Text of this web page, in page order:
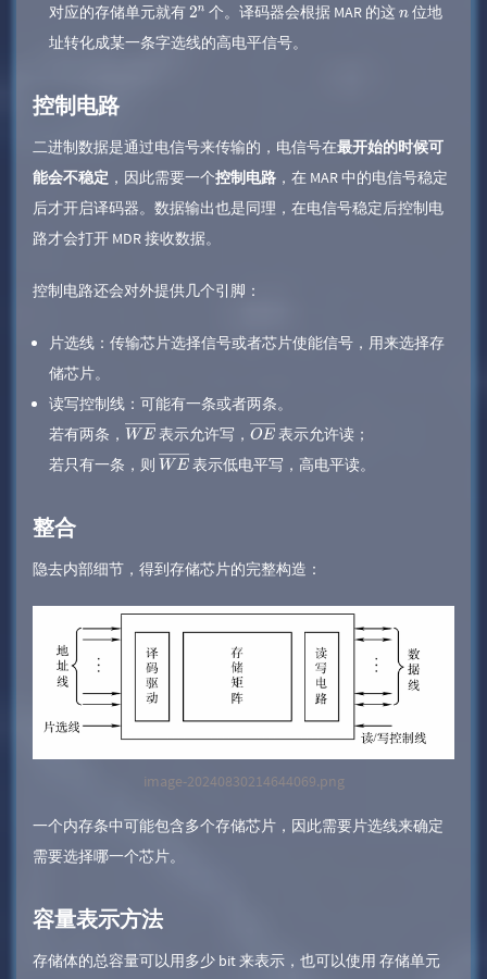
对应的存储单元就有2 n 个。译码器会根据 MAR 的这n ​ 位地
址转化成某一条字选线的高电平信号。
控制电路
二进制数据是通过电信号来传输的，电信号在最开始的时候可
能会不稳定 ，因此需要一个控制电路 ，在 MAR 中的电信号稳定
后才开启译码器。数据输出也是同理，在电信号稳定后控制电
路才会打开 MDR 接收数据。
控制电路还会对外提供几个引脚：
片选线：传输芯片选择信号或者芯片使能信号，用来选择存
储芯片。
读写控制线：可能有一条或者两条。
若有两条， WE¯表示允许写， OE
¯
表示允许读；
若只有一条，则 WE¯​ 表示低电平写，高电平读。
整合
隐去内部细节，得到存储芯片的完整构造：
image-20240830214644069.png
一个内存条中可能包含多个存储芯片，因此需要片选线来确定
需要选择哪一个芯片。
容量表示方法
存储体的总容量可以用多少 bit 来表示，也可以使用 存储单元